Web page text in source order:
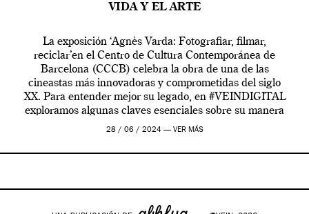
VIDA Y EL ARTE
La exposición ‘Agnès Varda: Fotografiar, filmar,
reciclar’en el Centro de Cultura Contemporánea de
Barcelona (CCCB) celebra la obra de una de las
cineastas más innovadoras y comprometidas del siglo
XX. Para entender mejor su legado, en #VEINDIGITAL
exploramos algunas claves esenciales sobre su manera
de entender la vida, el cine y el arte contemporáneo.
28 / 06 / 2024 — VER MÁS